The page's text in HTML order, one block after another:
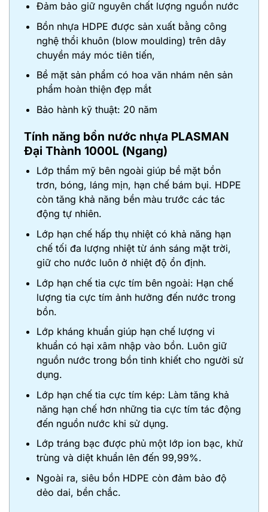
Đảm bảo giữ nguyên chất lượng nguồn nước
Bồn nhựa HDPE được sản xuất bằng công
nghệ thổi khuôn (blow moulding) trên dây
chuyền máy móc tiên tiến,
Bề mặt sản phẩm có hoa văn nhám nên sản
phẩm hoàn thiện đẹp mắt
Bảo hành kỹ thuật: 20 năm
Tính năng bồn nước nhựa PLASMAN
Đại Thành 1000L (Ngang)
Lớp thẩm mỹ bên ngoài giúp bề mặt bồn
trơn, bóng, láng mịn, hạn chế bám bụi. HDPE
còn tăng khả năng bền màu trước các tác
động tự nhiên.
Lớp hạn chế hấp thụ nhiệt có khả năng hạn
chế tối đa lượng nhiệt từ ánh sáng mặt trời,
giữ cho nước luôn ở nhiệt độ ổn định.
Lớp hạn chế tia cực tím bên ngoài: Hạn chế
lượng tia cực tím ảnh hưởng đến nước trong
bồn.
Lớp kháng khuẩn giúp hạn chế lượng vi
khuẩn có hại xâm nhập vào bồn. Luôn giữ
nguồn nước trong bồn tinh khiết cho người sử
dụng.
Lớp hạn chế tia cực tím kép: Làm tăng khả
năng hạn chế hơn những tia cực tím tác động
đến nguồn nước khi sử dụng.
Lớp tráng bạc được phủ một lớp ion bạc, khử
trùng và diệt khuẩn lên đến 99,99%.
Ngoài ra, siêu bồn HDPE còn đảm bảo độ
dẻo dai, bền chắc.